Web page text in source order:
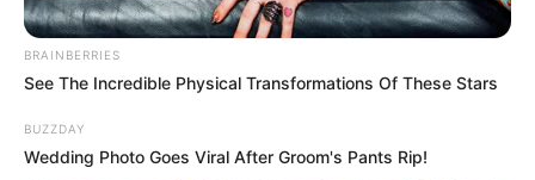
BRAINBERRIES
See The Incredible Physical Transformations Of These Stars
BUZZDAY
Wedding Photo Goes Viral After Groom's Pants Rip!